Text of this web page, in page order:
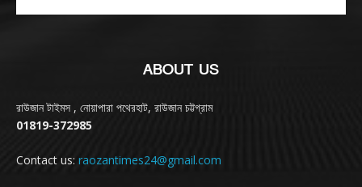
ABOUT US
রাউজান টাইমস , নোয়াপারা পথেরহাট, রাউজান চট্টগ্রাম
01819-372985
Contact us: raozantimes24@gmail.com